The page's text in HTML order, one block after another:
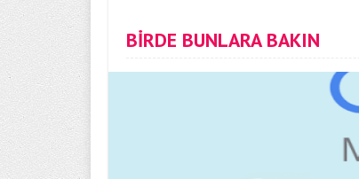
BİRDE BUNLARA BAKIN